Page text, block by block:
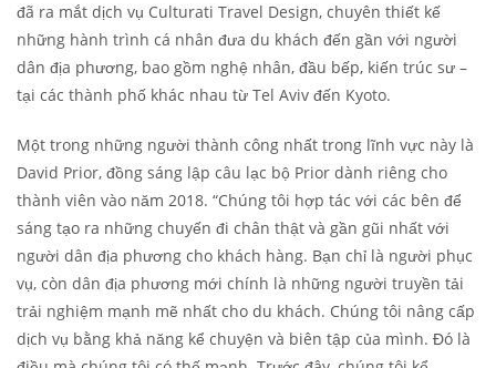
đã ra mắt dịch vụ Culturati Travel Design, chuyên thiết kế
những hành trình cá nhân đưa du khách đến gần với người
dân địa phương, bao gồm nghệ nhân, đầu bếp, kiến ​​trúc sư –
tại các thành phố khác nhau từ Tel Aviv đến Kyoto.
Một trong những người thành công nhất trong lĩnh vực này là
David Prior, đồng sáng lập câu lạc bộ Prior dành riêng cho
thành viên vào năm 2018. “Chúng tôi hợp tác với các bên để
sáng tạo ra những chuyến đi chân thật và gần gũi nhất với
người dân địa phương cho khách hàng. Bạn chỉ là người phục
vụ, còn dân địa phương mới chính là những người truyền tải
trải nghiệm mạnh mẽ nhất cho du khách. Chúng tôi nâng cấp
dịch vụ bằng khả năng kể chuyện và biên tập của mình. Đó là